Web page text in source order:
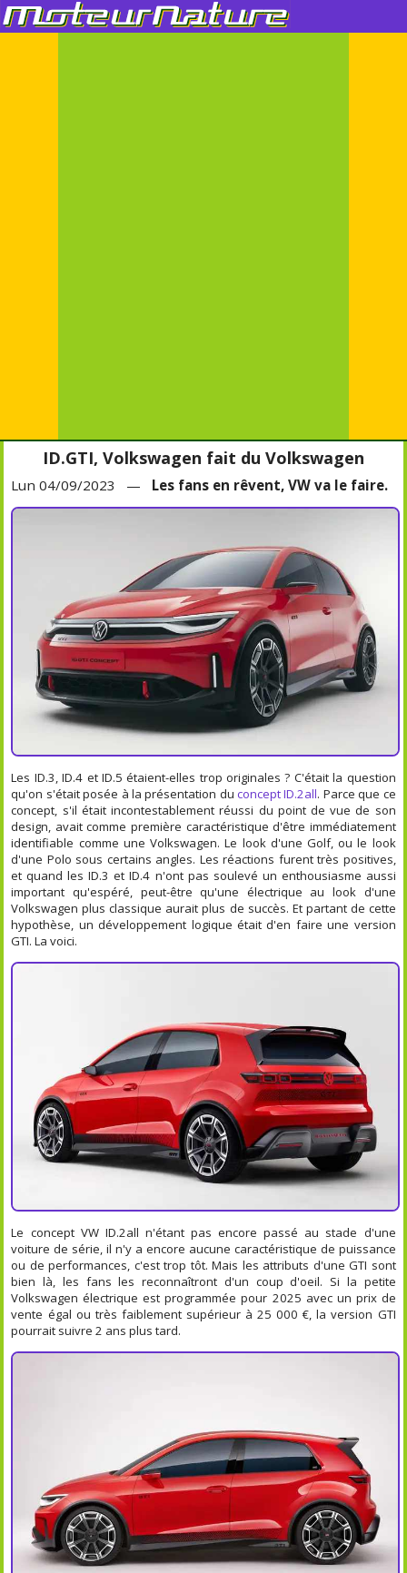
ID.GTI, Volkswagen fait du Volkswagen
Lun 04/09/2023 — Les fans en rêvent, VW va le faire.
Les ID.3, ID.4 et ID.5 étaient-elles trop originales ? C'était la question
qu'on s'était posée à la présentation duconcept ID.2all. Parce que ce
concept, s'il était incontestablement réussi du point de vue de son
design, avait comme première caractéristique d'être immédiatement
identifiable comme une Volkswagen. Le look d'une Golf, ou le look
d'une Polo sous certains angles. Les réactions furent très positives,
et quand les ID.3 et ID.4 n'ont pas soulevé un enthousiasme aussi
important qu'espéré, peut-être qu'une électrique au look d'une
Volkswagen plus classique aurait plus de succès. Et partant de cette
hypothèse, un développement logique était d'en faire une version
GTI. La voici.
Le concept VW ID.2all n'étant pas encore passé au stade d'une
voiture de série, il n'y a encore aucune caractéristique de puissance
ou de performances, c'est trop tôt. Mais les attributs d'une GTI sont
bien là, les fans les reconnaîtront d'un coup d'oeil. Si la petite
Volkswagen électrique est programmée pour 2025 avec un prix de
vente égal ou très faiblement supérieur à 25 000 €, la version GTI
pourrait suivre 2 ans plus tard.